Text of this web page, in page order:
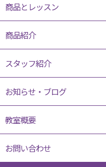
商品とレッスン
商品紹介
スタッフ紹介
お知らせ・ブログ
教室概要
お問い合わせ